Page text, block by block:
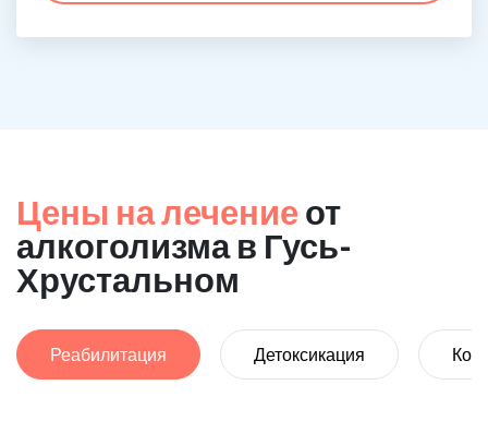
Цены на лечение от
алкоголизма в Гусь-
Хрустальном
Реабилитация Детоксикация